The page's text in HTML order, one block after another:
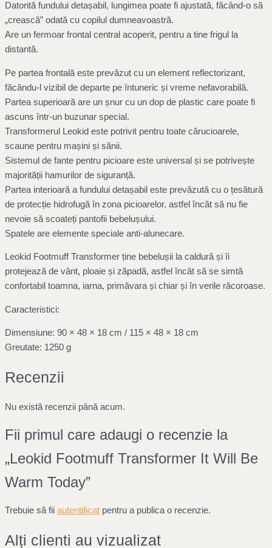
Datorită fundului detașabil, lungimea poate fi ajustată, făcând-o să
„crească” odată cu copilul dumneavoastră.
Are un fermoar frontal central acoperit, pentru a tine frigul la
distantă.
Pe partea frontală este prevăzut cu un element reflectorizant,
făcându-l vizibil de departe pe întuneric și vreme nefavorabilă.
Partea superioară are un șnur cu un dop de plastic care poate fi
ascuns într-un buzunar special.
Transformerul Leokid este potrivit pentru toate cărucioarele,
scaune pentru mașini și sănii.
Sistemul de fante pentru picioare este universal și se potrivește
majorității hamurilor de siguranță.
Partea interioară a fundului detașabil este prevăzută cu o țesătură
de protecție hidrofugă în zona picioarelor, astfel încât să nu fie
nevoie să scoateți pantofii bebelușului.
Spatele are elemente speciale anti-alunecare.
Leokid Footmuff Transformer ține bebelușii la caldură și îi
protejează de vânt, ploaie și zăpadă, astfel încât să se simtă
confortabil toamna, iarna, primăvara și chiar și în verile răcoroase.
Caracteristici:
Dimensiune: 90 × 48 × 18 cm / 115 × 48 × 18 cm
Greutate: 1250 g
Recenzii
Nu există recenzii până acum.
Fii primul care adaugi o recenzie la
„Leokid Footmuff Transformer It Will Be
Warm Today”
Trebuie să fii autentificat pentru a publica o recenzie.
Alți clienti au vizualizat